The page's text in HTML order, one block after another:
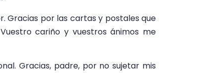
Gracias por las cartas y postales que
cariño y vuestros ánimos me
Gracias, padre, por no sujetar mis